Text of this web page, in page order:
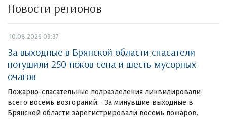
Новости регионов
10.08.2026 09:37
За выходные в Брянской области спасатели
потушили 250 тюков сена и шесть мусорных
очагов
Пожарно-спасательные подразделения ликвидировали
всего восемь возгораний. За минувшие выходные в
Брянской области зарегистрировали восемь пожаров.